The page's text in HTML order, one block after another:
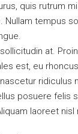
quis rutrum
Nullam tempus
at.
est, eu
ridiculus
posuere felis
laoreet